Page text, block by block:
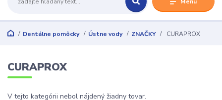
Dentálne pomôcky Ústne vody ZNAČKY CURAPROX
CURAPROX
V tejto kategórii nebol nájdený žiadny tovar.